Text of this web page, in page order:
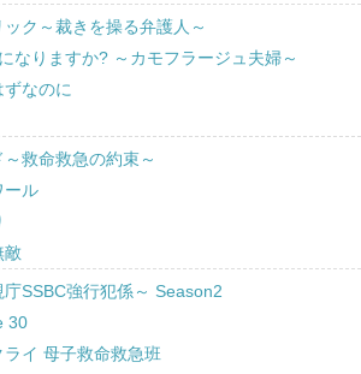
ク～裁きを操る弁護人～
なりますか? ～カモフラージュ夫婦～
ずなのに
救命救急の約束～
ール
敵
SSBC強行犯係～ Season2
30
ライ 母子救命救急班